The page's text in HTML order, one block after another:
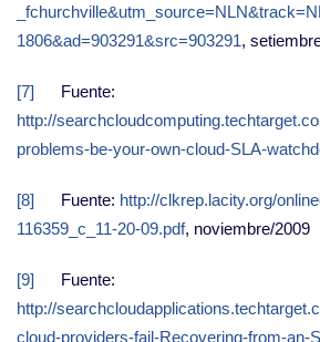
1806&ad=903291&src=903291,
[7] Fuente:
http://
problems-be-your-own-cloud-SLA-
[8] Fuente: http://clkrep.lacity.org/
116359_c_11-20-09.pdf, noviembre/2009
[9] Fuente:
http://
cloud-providers-fail-Recovering-from-an-